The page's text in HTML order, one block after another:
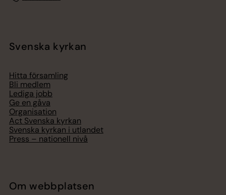
Svenska kyrkan
Hitta församling
Bli medlem
Lediga jobb
Ge en gåva
Organisation
Act Svenska kyrkan
Svenska kyrkan i utlandet
Press – nationell nivå
Om webbplatsen